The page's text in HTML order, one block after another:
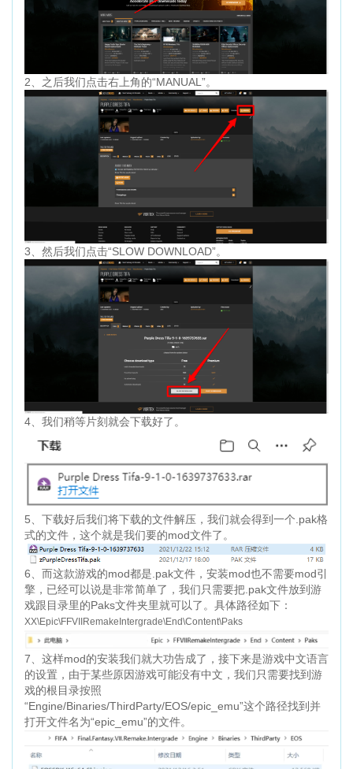
2、之后我们点击右上角的“MANUAL”。
3、然后我们点击“SLOW DOWNLOAD”。
4、我们稍等片刻就会下载好了。
5、下载好后我们将下载的文件解压，我们就会得到一个.pak格
式的文件，这个就是我们要的mod文件了。
6、而这款游戏的mod都是.pak文件，安装mod也不需要mod引
擎，已经可以说是非常简单了，我们只需要把.pak文件放到游
戏跟目录里的Paks文件夹里就可以了。具体路径如下：
XX\Epic\FFVIIRemakeIntergrade\End\Content\Paks
7、这样mod的安装我们就大功告成了，接下来是游戏中文语言
的设置，由于某些原因游戏可能没有中文，我们只需要找到游
戏的根目录按照
“Engine/Binaries/ThirdParty/EOS/epic_emu”这个路径找到并
打开文件名为“epic_emu”的文件。